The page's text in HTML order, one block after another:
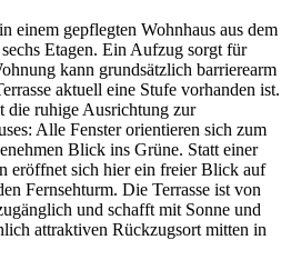
einem gepflegten Wohnhaus aus dem
Etagen. Ein Aufzug sorgt für
kann grundsätzlich barrierearm
aktuell eine Stufe vorhanden ist.
die ruhige Ausrichtung zur
Alle Fenster orientieren sich zum
Blick ins Grüne. Statt einer
eröffnet sich hier ein freier Blick auf
Fernsehturm. Die Terrasse ist von
und schafft mit Sonne und
attraktiven Rückzugsort mitten in